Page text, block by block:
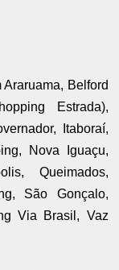
Belford
Estrada),
Itaboraí,
Nova Iguaçu,
Queimados,
São Gonçalo,
Via Brasil, Vaz